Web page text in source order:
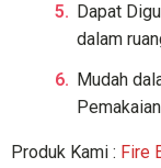
Dapat
dalam
Mudah
Produk Kami : Fire